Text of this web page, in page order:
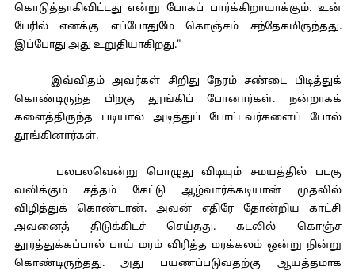
கொடுத்தாகிவிட்டது என்று போகப் பார்க்கிறாயாக்கும். உன்
பேரில் எனக்கு எப்போதுமே கொஞ்சம் சந்தேகமிருந்தது.
இப்போது அது உறுதியாகிறது."
இவ்விதம் அவர்கள் சிறிது நேரம் சண்டை பிடித்துக்
கொண்டிருந்த பிறகு தூங்கிப் போனார்கள். நன்றாகக்
களைத்திருந்த படியால் அடித்துப் போட்டவர்களைப் போல்
தூங்கினார்கள்.
பலபலவென்று பொழுது விடியும் சமயத்தில் படகு
வலிக்கும் சத்தம் கேட்டு ஆழ்வார்க்கடியான் முதலில்
விழித்துக் கொண்டான். அவன் எதிரே தோன்றிய காட்சி
அவனைத் திடுக்கிடச் செய்தது. கடலில் கொஞ்ச
தூரத்துக்கப்பால் பாய் மரம் விரித்த மரக்கலம் ஒன்று நின்று
கொண்டிருந்தது. அது பயணப்படுவதற்கு ஆயத்தமாக